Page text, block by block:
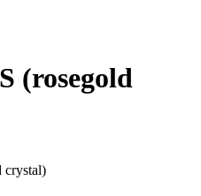
(rosegold
crystal)